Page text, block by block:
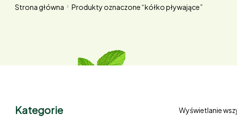
Strona główna Produkty oznaczone “kółko pływające”
Wyświetlanie
Kategorie